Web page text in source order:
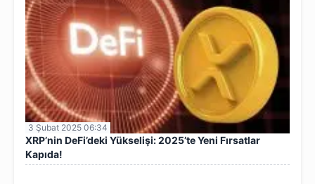
3 Şubat 2025 06:34
XRP’nin DeFi’deki Yükselişi: 2025’te Yeni Fırsatlar
Kapıda!